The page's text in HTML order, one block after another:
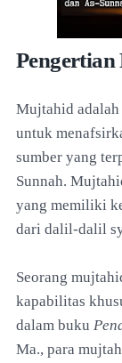
Mujtahid adalah
untuk
sumber yang
Sunnah.
yang memiliki
dari dalil-dalil
Seorang
kapabilitas
dalam buku
Ma., para